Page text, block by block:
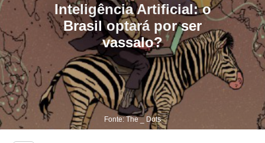
Inteligência Artificial: o
Brasil optará por ser
vassalo?
Fonte: The _ Dots